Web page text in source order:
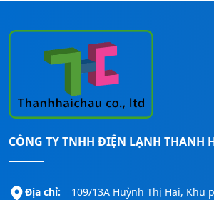
CÔNG TY TNHH ĐIỆN LẠNH THANH
Địa chỉ:
109/13A Huỳnh Thị Hai, Khu